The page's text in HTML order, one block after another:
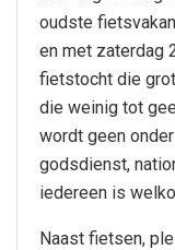
oudste
en met zaterdag
fietstocht die
die weinig tot
wordt geen
godsdienst,
iedereen is
Naast fietsen,